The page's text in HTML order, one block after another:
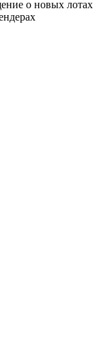
о новых лотах